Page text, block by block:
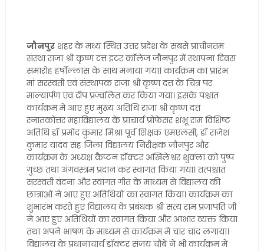
जौनपुरशहर के मध्य स्थित उत्तर प्रदेश के सबसे प्राचीनतम
संस्था राजा श्री कृष्ण दत्त इंटर कॉलेज जौनपुर में स्थापना दिवस
समारोह हर्षोल्लास के साथ मनाया गया। कार्यक्रम का प्रारंभ
मां सरस्वती एवं संस्थापक राजा श्री कृष्ण दत्त के चित्र पर
माल्यार्पण एवं दीप प्रज्वलित कर किया गया। इसके पश्चात
कार्यक्रम में आए हुए मुख्य अतिथि राजा श्री कृष्ण दत्त
स्नातकोत्तर महाविद्यालय के प्राचार्य प्रोफेसर शंभू राम विशिष्ट
अतिथि डॉ प्रमोद कुमार मिश्रा पूर्व शिक्षक एमएलसी, डॉ राजेश
कुमार यादव सह जिला विद्यालय निरीक्षक जौनपुर और
कार्यक्रम के अध्यक्ष कैप्टन डॉक्टर अखिलेश्वर शुक्ला को पुष्प
गुच्छ तथा अंगवस्त्रम प्रदान कर स्वागत किया गया। तत्पश्चात
सरस्वती वंदना और स्वागत गीत के माध्यम से विद्यालय की
छात्राओं ने आए हुए अतिथियों का स्वागत किया। कार्यक्रम का
शुभारंभ करते हुए विद्यालय के प्रबंधक श्री सत्य राम प्रजापति जी
ने आए हुए अतिथियों का स्वागत किया और आभार व्यक्त किया
तथा अपने भाषण के माध्यम से कार्यक्रम में चार चांद लगाया।
विद्यालय के प्रधानाचार्य डॉक्टर संजय चौबे ने भी कार्यक्रम में